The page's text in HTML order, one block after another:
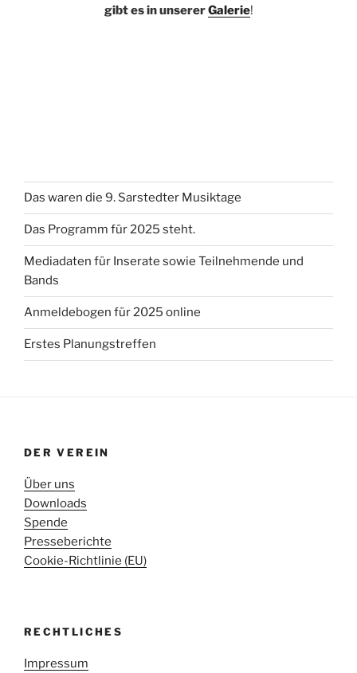
gibt es in unsererGalerie!
Das waren die 9. Sarstedter Musiktage
Das Programm für 2025 steht.
Mediadaten für Inserate sowie Teilnehmende und
Bands
Anmeldebogen für 2025 online
Erstes Planungstreffen
DER VEREIN
Über uns
Downloads
Spende
Presseberichte
Cookie-Richtlinie (EU)
RECHTLICHES
Impressum